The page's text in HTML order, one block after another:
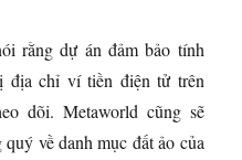
rằng dự án đảm bảo tính
địa chỉ ví tiền điện tử trên
dõi. Metaworld cũng sẽ
về danh mục đất ảo của